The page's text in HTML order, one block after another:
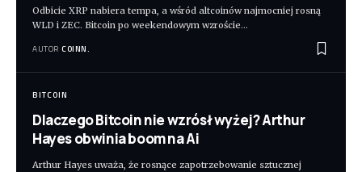
Odbicie XRP nabiera tempa, a wśród altcoinów najmocniej rosną
WLD i ZEC. Bitcoin po weekendowym wzroście…
AUTOR COINN.
BITCOIN
Dlaczego Bitcoin nie wzrósł wyżej? Arthur
Hayes obwinia boom na Ai
Arthur Hayes uważa, że rosnące zapotrzebowanie sztucznej